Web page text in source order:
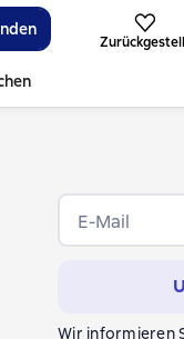
E-Mail
Wir informieren